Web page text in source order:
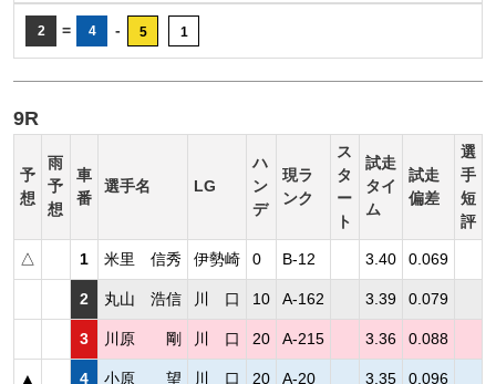
2 = 4 - 5 1
9R
予
想
雨
予
想
車
番
選手名 LG
ハ
ン
デ
現ラ
ンク
ス
タ
ー
ト
試走
タイ
ム
試走
偏差
選
手
短
評
△ 1 米里 信秀 伊勢崎 0 B-12 3.40 0.069
2 丸山 浩信 川 口 10 A-162 3.39 0.079
3 川原 剛 川 口 20 A-215 3.36 0.088
▲ 4 小原 望 川 口 20 A-20 3.35 0.096